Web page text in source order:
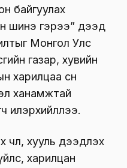
байгуулах
шинэ гэрээ” дээд
Монгол Улс
газар, хувийн
өсөн
ханамжтай
илэрхийллээ.
хууль дээдлэх
харилцан